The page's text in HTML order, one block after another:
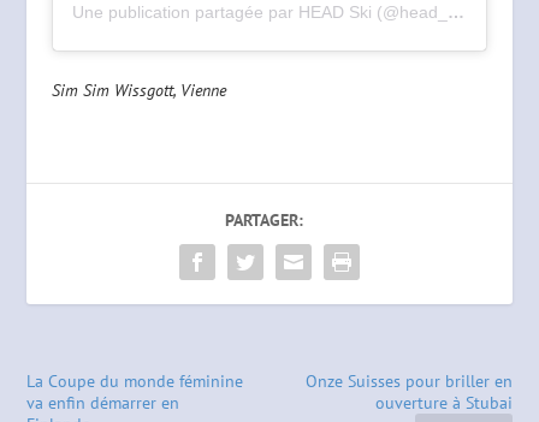
Une publication partagée par HEAD Ski (@head_ski)
Sim Sim Wissgott, Vienne
PARTAGER:
La Coupe du monde féminine
va enfin démarrer en
Onze Suisses pour briller en
ouverture à Stubai